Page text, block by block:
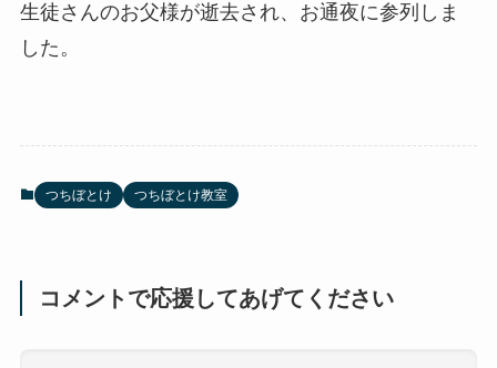
生徒さんのお父様が逝去され、お通夜に参列しま
した。
つちぼとけ つちぼとけ教室
コメントで応援してあげてください